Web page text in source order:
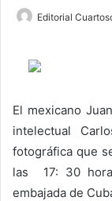
Editorial
El mexicano
intelectual
fotográfica que
las 17: 30
embajada de